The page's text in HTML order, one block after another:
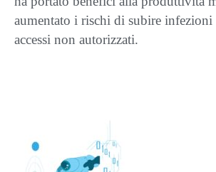
aumentato i rischi di subire infezioni
accessi non autorizzati.